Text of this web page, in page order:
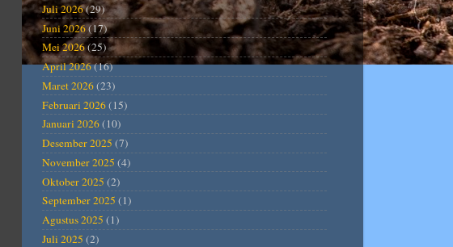
Juli 2026(29)
Juni 2026(17)
Mei 2026(25)
April 2026(16)
Maret 2026(23)
Februari 2026(15)
Januari 2026(10)
Desember 2025 (7)
November 2025 (4)
Oktober 2025 (2)
September 2025 (1)
Agustus 2025 (1)
Juli 2025 (2)